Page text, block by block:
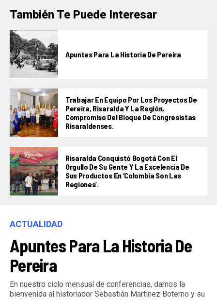
También Te Puede Interesar
Apuntes Para La Historia De Pereira
Trabajar En Equipo Por Los Proyectos De
Pereira, Risaralda Y La Región,
Compromiso Del Bloque De Congresistas
Risaraldenses.
Risaralda Conquistó Bogotá Con El
Orgullo De Su Gente Y La Excelencia De
Sus Productos En ‘Colombia Son Las
Regiones’.
ACTUALIDAD
Apuntes Para La Historia De
Pereira
En nuestro ciclo mensual de conferencias, damos la
bienvenida al historiador Sebastián Martínez Boterno y su